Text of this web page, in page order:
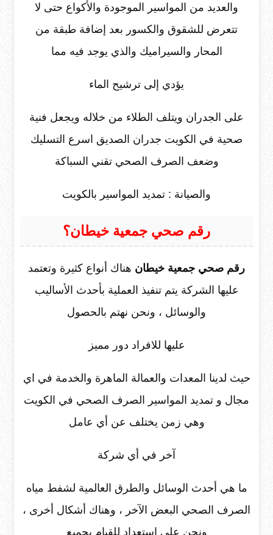
والعديد من المواسير الموجودة والأكواع حتى لا
تتعرض للشقوق والكسور بعد إضافة طبقة من
المحار والسيراميك والذي يوجد فيه مما
يؤدي إلى ترشيح الماء
على الجدران ويتلف الطلاء من خلاله ويجعل فنية
صحية في الكويت جدران الصديق اسرع التسليك
وضعف الصرف الصحي تقني السباكة
والصيانة : تمديد المواسير بالكويت
رقم صحي جمعية خيطان؟
رقم صحي جمعية خيطان هناك أنواع كثيرة وتعتمد
عليها الشركة يتم تنفيذ العملية بأحدث الأساليب
والوسائل ، ونحن نهتم بالحصول
عليها للافراد دور مميز
حيث لدينا المعدات والعمالة الماهرة والخدمة في اي
مجال و تمديد المواسير الصرف الصحي في الكويت
وهي زمن يختلف عن أي عامل
آخر في أي شركة
ما هي أحدث الوسائل والطرق العالمية لشفط مياه
الصرف الصحي البعض الآخر ، وهناك أشكال أخرى ،
ونحن على استعداد للقيام بجميع